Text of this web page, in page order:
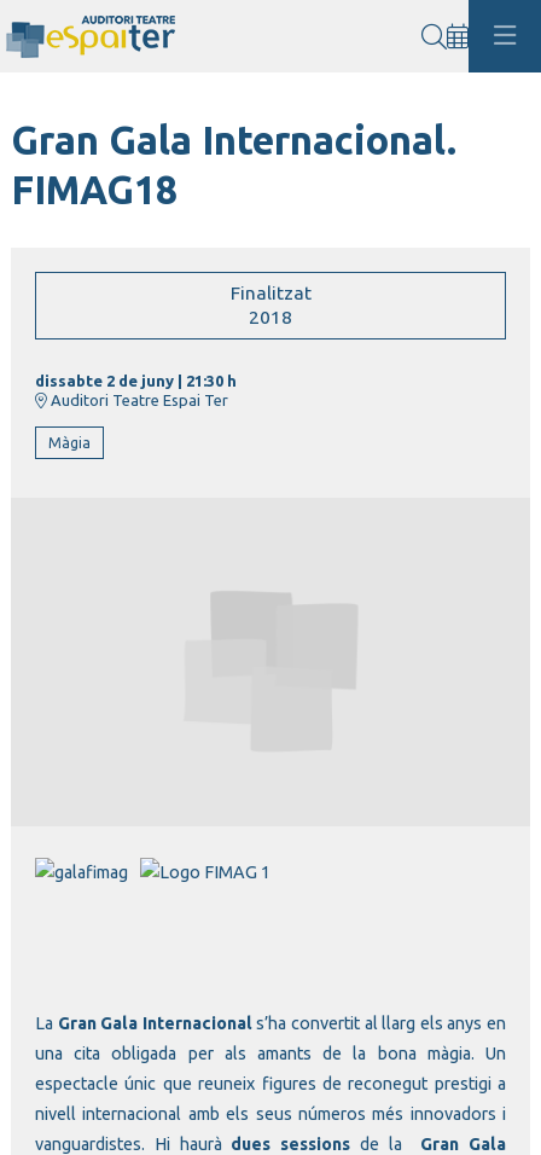
Gran Gala Internacional.
FIMAG18
Finalitzat
2018
dissabte 2 de juny
21:30 h
Auditori Teatre Espai Ter
Màgia
La Gran Gala Internacionals’ha convertit al llarg els anys en
una cita obligada per als amants de la bona màgia. Un
espectacle únic que reuneix figures de reconegut prestigi a
nivell internacional amb els seus números més innovadors i
vanguardistes. Hi haurà dues sessions de la Gran Gala